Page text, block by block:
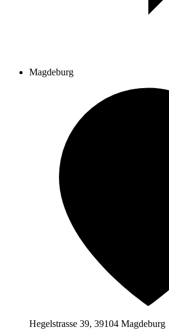
Magdeburg
Hegelstrasse 39, 39104 Magdeburg